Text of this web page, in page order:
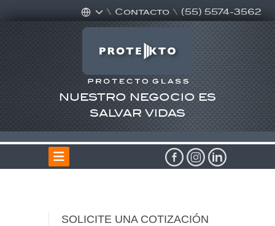
\ Contacto \ (55) 5574-3562
NUESTRO NEGOCIO ES
SALVAR VIDAS
SOLICITE UNA COTIZACIÓN